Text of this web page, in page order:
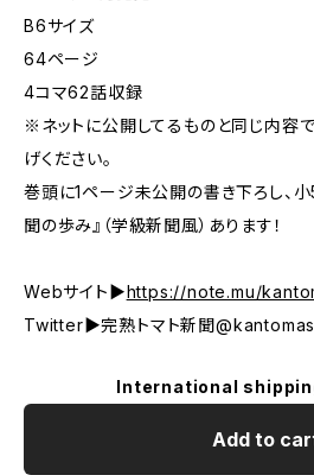
B6サイズ
64ページ
4コマ62話収録
※ネットに公開してるものと同じ内容で
げください。
巻頭に1ページ未公開の書き下ろし、
聞の歩み』（学級新聞風）あります！
Webサイト▶︎https://note.mu/
Twitter▶︎完熟トマト新聞
International
Add to